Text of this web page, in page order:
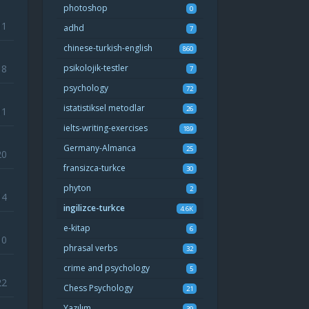
8
0
photoshop
7
adhd
860
chinese-turkish-english
7
psikolojik-testler
72
psychology
26
istatistiksel metodlar
189
ielts-writing-exercises
25
Germany-Almanca
30
fransizca-turkce
2
phyton
4.6K
ingilizce-turkce
6
e-kitap
32
phrasal verbs
5
crime and psychology
21
Chess Psychology